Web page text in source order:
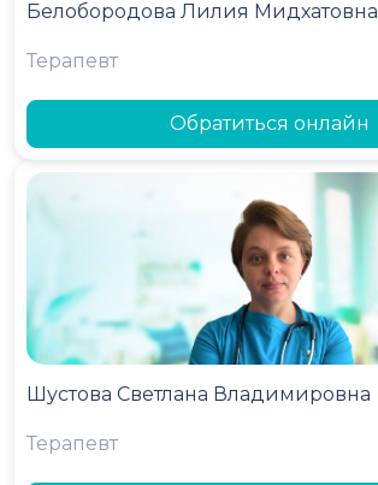
Белобородова Лилия Мидхатовна
Терапевт
Обратиться онлайн
Шустова Светлана Владимировна
Терапевт